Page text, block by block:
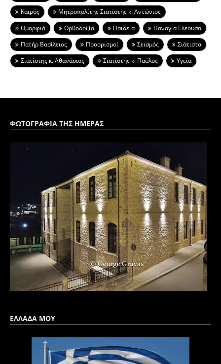
Καιρός
Μητροπολίτης Σιατίστης κ. Αντώνιος
Ομορφιά
Ορθοδοξία Παιδεία
Παναγια Ελεουσα
Πατήρ Βασίλειος
Προορισμοί Σεισμός
Σιάτιστα
Σιατίστης κ. Αθανάσιος
Σιατίστης κ. Παύλος Υγεία
ΦΩΤΟΓΡΑΦΙΑ ΤΗΣ ΗΜΕΡΑΣ
ΕΛΛΑΔΑ ΜΟΥ